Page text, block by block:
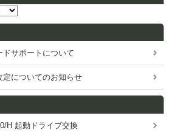
ドサポートについて
についてのお知らせ
H 起動ドライブ交換